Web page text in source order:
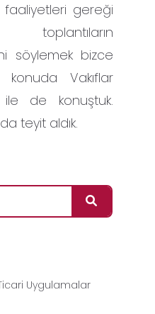
gereği
söylemek bizce
Vakıflar
de konuştuk.
teyit aldık.
Uygulamalar